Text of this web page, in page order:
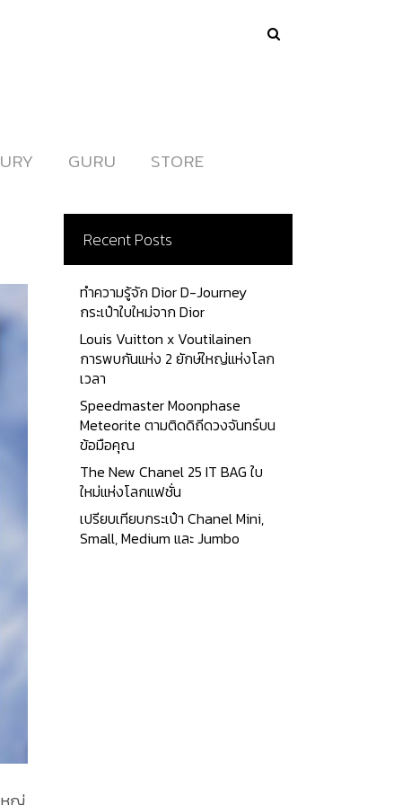
GURU
GURU STORE
STORE
Recent Posts
ทำความรู้จัก Dior D-Journey
กระเป๋าใบใหม่จาก Dior
Louis Vuitton x Voutilainen
การพบกันแห่ง 2 ยักษ์ใหญ่แห่งโลก
เวลา
Speedmaster Moonphase
Meteorite ตามติดดิถีดวงจันทร์บน
ข้อมือคุณ
The New Chanel 25 IT BAG ใบ
ใหม่แห่งโลกแฟชั่น
เปรียบเทียบกระเป๋า Chanel Mini,
Small, Medium และ Jumbo